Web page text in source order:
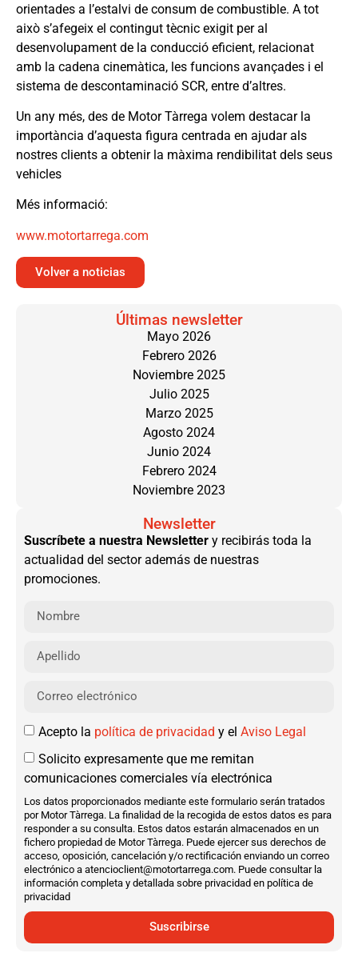
orientades a l’estalvi de consum de combustible. A tot
això s’afegeix el contingut tècnic exigit per al
desenvolupament de la conducció eficient, relacionat
amb la cadena cinemàtica, les funcions avançades i el
sistema de descontaminació SCR, entre d’altres.
Un any més, des de Motor Tàrrega volem destacar la
importància d’aquesta figura centrada en ajudar als
nostres clients a obtenir la màxima rendibilitat dels seus
vehicles
Més informació:
www.motortarrega.com
Volver a noticias
Últimas newsletter
Mayo 2026
Febrero 2026
Noviembre 2025
Julio 2025
Marzo 2025
Agosto 2024
Junio 2024
Febrero 2024
Noviembre 2023
Newsletter
Suscríbete a nuestra Newsletter y recibirás toda la
actualidad del sector además de nuestras
promociones.
Acepto la política de privacidad y el Aviso Legal
Solicito expresamente que me remitan
comunicaciones comerciales vía electrónica
Los datos proporcionados mediante este formulario serán tratados
por Motor Tàrrega. La finalidad de la recogida de estos datos es para
responder a su consulta. Estos datos estarán almacenados en un
fichero propiedad de Motor Tàrrega. Puede ejercer sus derechos de
acceso, oposición, cancelación y/o rectificación enviando un correo
electrónico a atencioclient@motortarrega.com. Puede consultar la
información completa y detallada sobre privacidad en política de
privacidad
Suscribirse